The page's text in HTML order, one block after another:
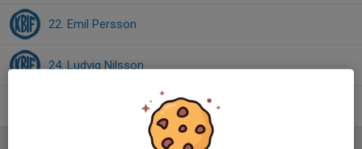
22. Emil Persson
24. Ludvig Nilsson
26. Viktor Rasmusson